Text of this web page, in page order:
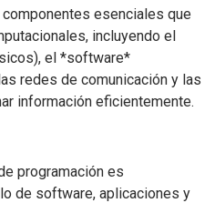
esenciales que
incluyendo el
el *software*
redes de comunicación y las
información eficientemente.
programación es
de software, aplicaciones y